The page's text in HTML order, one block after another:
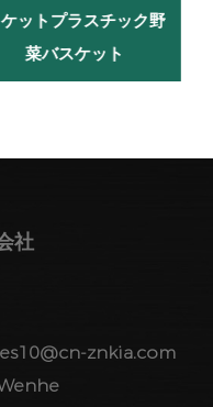
スケットプラスチック
菜バスケット
社
znkia.com